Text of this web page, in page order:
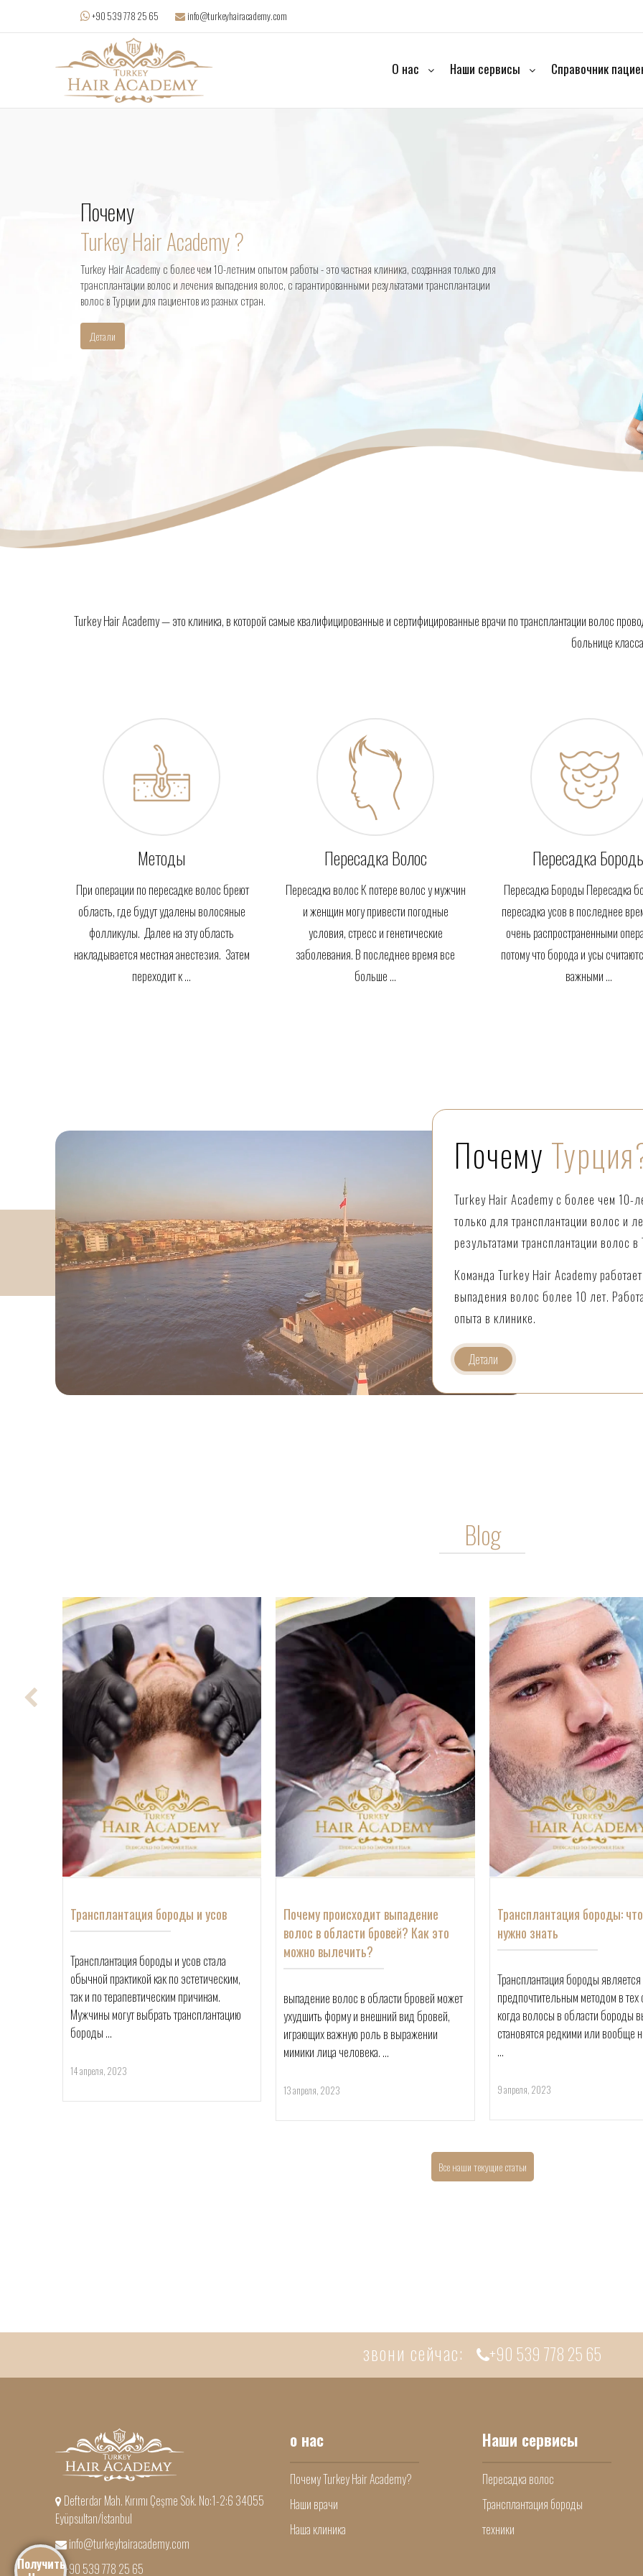
+90 539 778 25 65 info@turkeyhairacademy.com
О нас Наши сервисы Справочник
Почему
Turkey Hair Academy ?
Turkey Hair Academy с более чем 10-летним опытом работы - это частная клиника, созданная только для
трансплантации волос и лечения выпадения волос, с гарантированными результатами трансплантации
волос в Турции для пациентов из разных стран.
Детали
Turkey Hair Academy — это клиника, в которой самые квалифицированные и сертифицированные врачи по трансплантации волос
больнице
Методы
При операции по пересадке волос бреют
область, где будут удалены волосяные
фолликулы. Далее на эту область
накладывается местная анестезия. Затем
переходит к ...
Пересадка Волос
Пересадка волос К потере волос у мужчин
и женщин могу привести погодные
условия, стресс и генетические
заболевания. В последнее время все
больше ...
Пересадка
Пересадка Бороды Пересадка
пересадка усов в последнее
очень распространенными
потому что борода и усы
важными ...
Почему
Turkey Hair Academy с более чем 10-
только для трансплантации волос и
результатами трансплантации волос
Команда Turkey Hair Academy
выпадения волос более 10 лет.
опыта в клинике.
Детали
Blog
Трансплантация бороды и усов
Трансплантация бороды и усов стала
обычной практикой как по эстетическим,
так и по терапевтическим причинам.
Мужчины могут выбрать трансплантацию
бороды ...
14 апреля, 2023
Почему происходит выпадение
волос в области бровей? Как это
можно вылечить?
выпадение волос в области бровей может
ухудшить форму и внешний вид бровей,
играющих важную роль в выражении
мимики лица человека. ...
13 апреля, 2023
Трансплантация бороды:
нужно знать
Трансплантация бороды является
предпочтительным методом в тех
когда волосы в области бороды
становятся редкими или вообще
...
9 апреля, 2023
Все наши текущие статьи
Получить
звони сейчас: +90 539 778 25 65
Defterdar Mah. Kırımı Çeşme Sok. No:1-2:6 34055
Eyüpsultan/İstanbul
info@turkeyhairacademy.com
+90 539 778 25 65
о нас
Почему Turkey Hair Academy?
Наши врачи
Наша клиника
Наши сервисы
Пересадка волос
Трансплантация бороды
техники